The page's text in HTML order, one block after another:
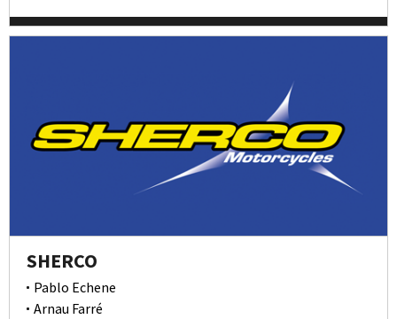
SHERCO
Pablo Echene
Arnau Farré